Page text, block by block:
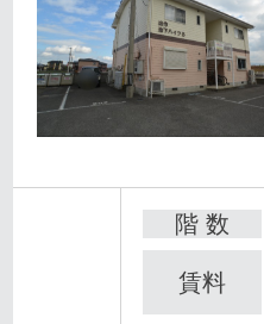
階 数
賃料